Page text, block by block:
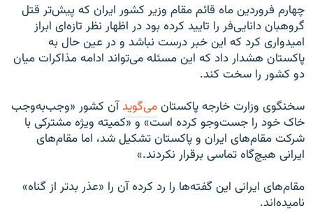
چهارم فروردین ماه قائم مقام وزیر کشور ایران که پیش‌تر قتل
گروهبان دانایی‌فر را تایید کرده بود در اظهار نظر تازه‌ای ابراز
امیدواری کرد که این خبر درست نباشد و در عین حال به
پاکستان هشدار داد که این مسئله می‌تواند ادامه مذاکرات میان
دو کشور را سخت کند.
سخنگوی وزارت خارجه پاکستانمی‌گویدآن کشور «وجب‌به‌وجب
خاک خود را جست‌وجو کرده است» و «کمیته ویژه مشترکی با
شرکت مقام‌های ایران و پاکستان تشکیل شد، اما مقام‌های
ایرانی هیچ‌گاه تماسی برقرار نکردند.»
مقام‌های ایرانی این گفته‌ها را رد کرده آن را «عذر بدتر از گناه»
نامیده‌اند.